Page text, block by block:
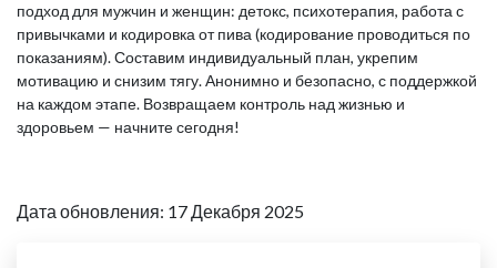
подход для мужчин и женщин: детокс, психотерапия, работа с
привычками и кодировка от пива (кодирование проводиться по
показаниям). Составим индивидуальный план, укрепим
мотивацию и снизим тягу. Анонимно и безопасно, с поддержкой
на каждом этапе. Возвращаем контроль над жизнью и
здоровьем — начните сегодня!
Дата обновления: 17 Декабря 2025